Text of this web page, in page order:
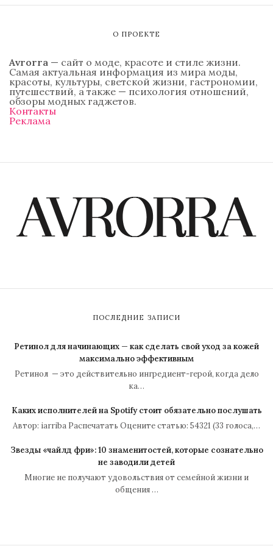
О ПРОЕКТЕ
Avrorra — сайт о моде, красоте и стиле жизни.
Самая актуальная информация из мира моды,
красоты, культуры, светской жизни, гастрономии,
путешествий, а также — психология отношений,
обзоры модных гаджетов.
Контакты
Реклама
ПОСЛЕДНИЕ ЗАПИСИ
Ретинол для начинающих — как сделать свой уход за кожей
максимально эффективным
Ретинол — это действительно ингредиент-герой, когда дело
ка…
Каких исполнителей на Spotify стоит обязательно послушать
Автор: iarriba Распечатать Оцените статью: 54321 (33 голоса,…
Звезды «чайлд фри»: 10 знаменитостей, которые сознательно
не заводили детей
Многие не получают удовольствия от семейной жизни и
общения …